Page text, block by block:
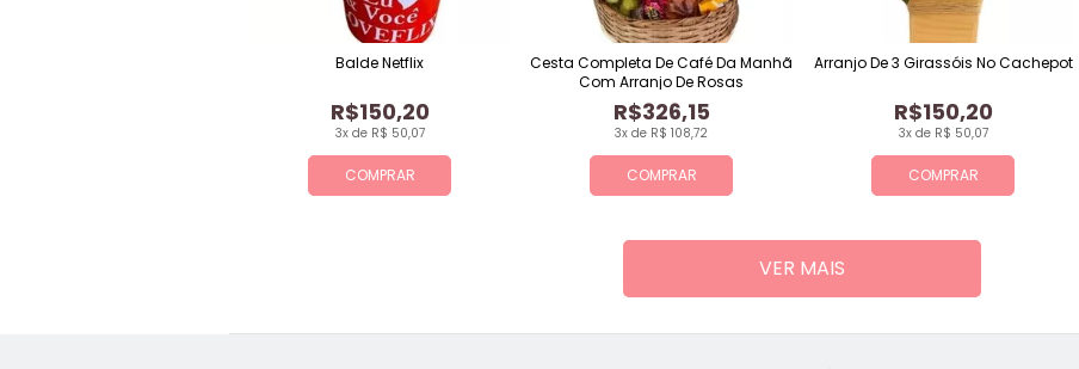
COMPRAR
3x de R$ 50,07
R$150,20
Balde Netflix
COMPRAR
3x de R$ 108,72
R$326,15
Cesta Completa De Café Da Manhã
Com Arranjo De Rosas
COMPRAR
3x de R$ 50,07
R$150,20
Arranjo De 3 Girassóis No Cachepot
VER MAIS